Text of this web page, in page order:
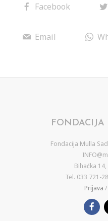
Facebook
Email
Fondacija Mulla
Bihaćka
Tel. 033 721-
Prijava /